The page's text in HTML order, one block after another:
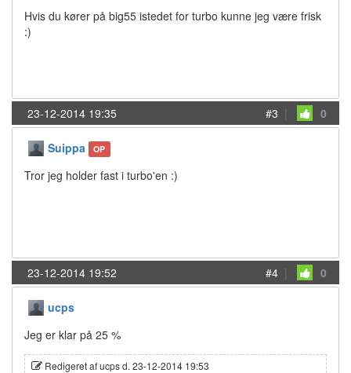
Hvis du kører på big55 istedet for turbo kunne jeg være frisk
:)
23-12-2014 19:35 #3 | 0
Suippa OP
Tror jeg holder fast i turbo'en :)
23-12-2014 19:52 #4 | 0
ucps
Jeg er klar på 25 %
Redigeret af ucps d. 23-12-2014 19:53